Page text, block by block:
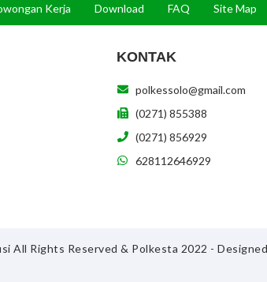
Kerja Download FAQ Site Map
KONTAK
polkessolo@gmail.com
(0271) 855388
(0271) 856929
628112646929
All Rights Reserved & Polkesta 2022 -